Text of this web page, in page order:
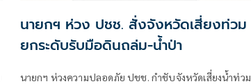
นายกฯ ห่วง ปชช. สั่งจังหวัดเสี่ยงท่วม
ยกระดับรับมือดินถล่ม-น้ำป่า
นายกฯ ห่วงความปลอดภัย ปชช. กำชับจังหวัดเสี่ยงน้ำท่วม